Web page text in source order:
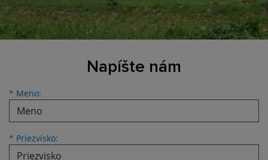
Napíšte nám
* Meno:
Meno
* Priezvisko:
Priezvisko
E-mailová adresa